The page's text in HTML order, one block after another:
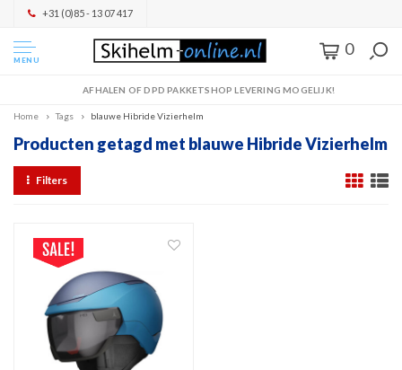
+31 (0)85 - 13 07 417
MENU
0
AFHALEN OF DPD PAKKETSHOP LEVERING MOGELIJK!
Home Tags blauwe Hibride Vizierhelm
Producten getagd met blauwe Hibride Vizierhelm
Filters